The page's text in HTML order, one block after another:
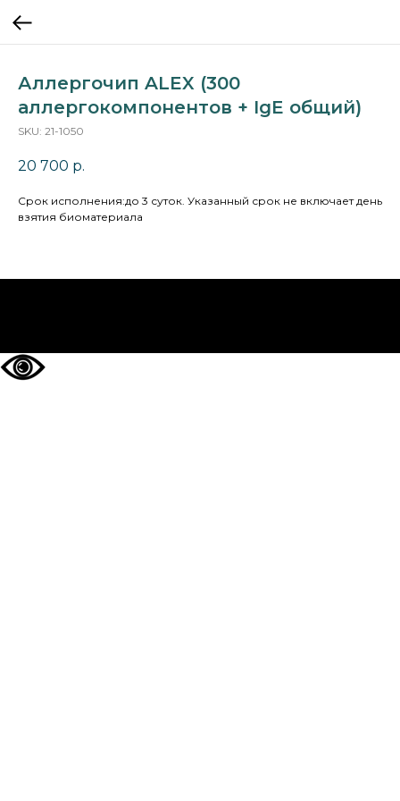
Аллергочип ALEX (300
аллергокомпонентов + IgE общий)
SKU: 21-1050
20 700 р.
Cрок исполнения:до 3 суток. Указанный срок не включает день
взятия биоматериала